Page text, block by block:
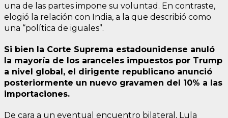
una de las partes impone su voluntad. En contraste,
elogió la relación con India, a la que describió como
una “política de iguales”.
Si bien la Corte Suprema estadounidense anuló
la mayoría de los aranceles impuestos por Trump
a nivel global, el dirigente republicano anunció
posteriormente un nuevo gravamen del 10% a las
importaciones.
De cara a un eventual encuentro bilateral, Lula